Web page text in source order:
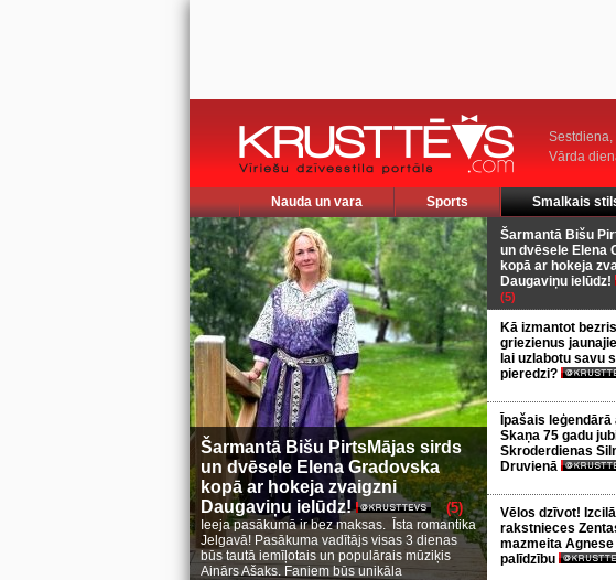
Sestdiena,
Vārda
Nauda un vara Sports Smalkais
Šarmantā Bišu PirtsMājas sirds
un dvēsele Elena Gradovska
kopā ar hokeja zvaigzni
Daugaviņu ielūdz!
(5)
Ieeja pasākumā ir bez maksas. Īsta romantika
Jelgavā! Pasākuma vadītājs visas 3 dienas
būs tautā iemīļotais un populārais mūziķis
Ainārs Ašaks. Faniem būs unikāla
Šarmantā Bišu
un dvēsele Elena
kopā ar hokeja
Daugaviņu ielūdz!
(5)
Kā izmantot
griezienus
lai uzlabotu savu
pieredzi?
Īpašais
Skaņa 75 gadu
Skroderdienas
Druvienā
Vēlos dzīvot!
rakstnieces
mazmeita
palīdzību